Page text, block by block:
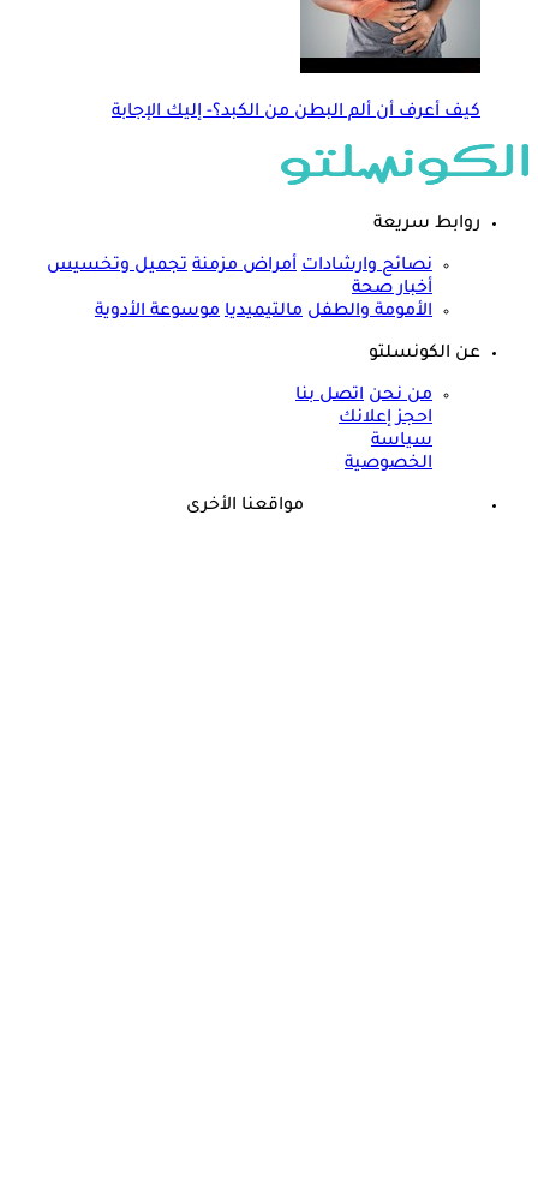
كيف أعرف أن ألم البطن من الكبد؟- إليك الإجابة
روابط سريعة
نصائح وارشادات أمراض مزمنة تجميل وتخسيس
أخبار صحة
الأمومة والطفل مالتيميديا موسوعة الأدوية
عن الكونسلتو
من نحن اتصل بنا
احجز إعلانك
سياسة
الخصوصية
مواقعنا الأخرى